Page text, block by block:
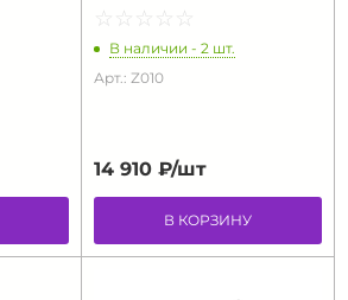
☆ ☆ ☆ ☆ ☆
★ ★ ★ ★ ★
В наличии - 2 шт.
Арт.: Z010
14 910 ₽/шт
В КОРЗИНУ